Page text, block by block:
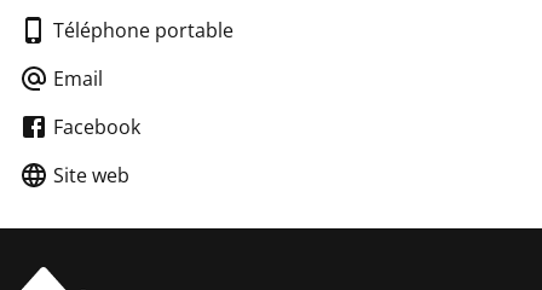
Téléphone portable
Email
Facebook
Site web